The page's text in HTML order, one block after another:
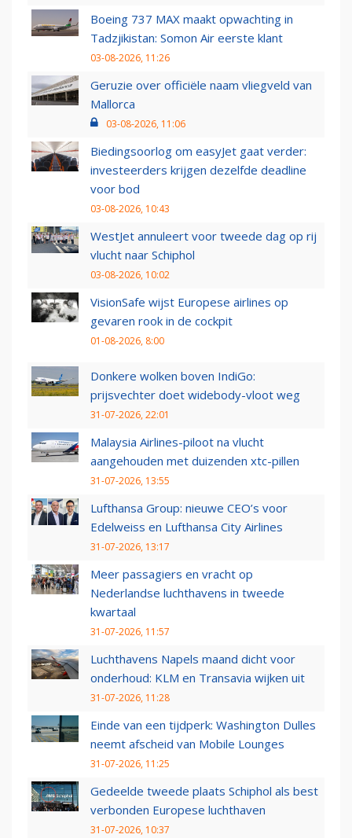
Boeing 737 MAX maakt opwachting in
Tadzjikistan: Somon Air eerste klant
03-08-2026, 11:26
Geruzie over officiële naam vliegveld van
Mallorca
03-08-2026, 11:06
Biedingsoorlog om easyJet gaat verder:
investeerders krijgen dezelfde deadline
voor bod
03-08-2026, 10:43
WestJet annuleert voor tweede dag op rij
vlucht naar Schiphol
03-08-2026, 10:02
VisionSafe wijst Europese airlines op
gevaren rook in de cockpit
01-08-2026, 8:00
Donkere wolken boven IndiGo:
prijsvechter doet widebody-vloot weg
31-07-2026, 22:01
Malaysia Airlines-piloot na vlucht
aangehouden met duizenden xtc-pillen
31-07-2026, 13:55
Lufthansa Group: nieuwe CEO’s voor
Edelweiss en Lufthansa City Airlines
31-07-2026, 13:17
Meer passagiers en vracht op
Nederlandse luchthavens in tweede
kwartaal
31-07-2026, 11:57
Luchthavens Napels maand dicht voor
onderhoud: KLM en Transavia wijken uit
31-07-2026, 11:28
Einde van een tijdperk: Washington Dulles
neemt afscheid van Mobile Lounges
31-07-2026, 11:25
Gedeelde tweede plaats Schiphol als best
verbonden Europese luchthaven
31-07-2026, 10:37